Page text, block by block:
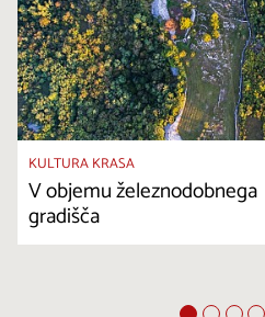
KULTURA KRASA
V objemu železnodobnega
gradišča